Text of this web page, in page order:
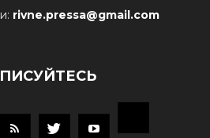
rivne.pressa@gmail.com